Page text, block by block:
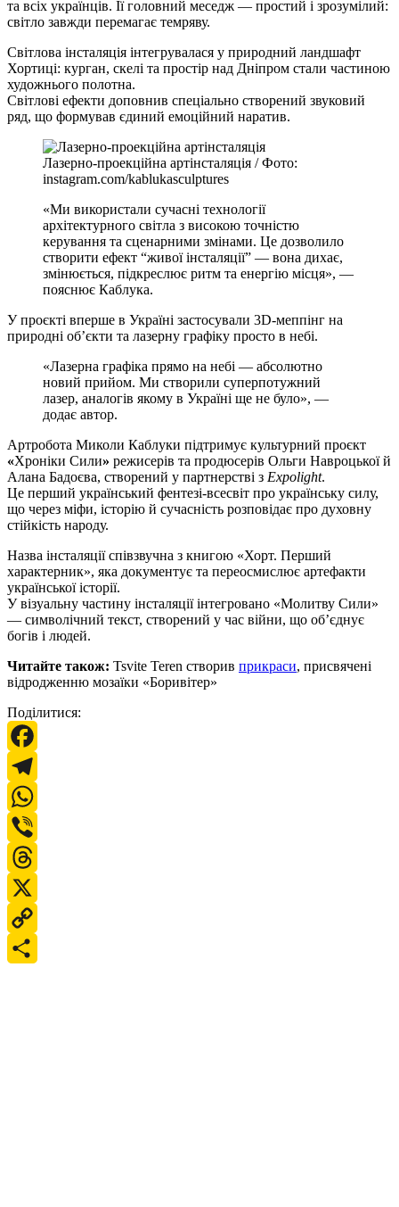
та всіх українців. Її головний меседж — простий і зрозумілий:
світло завжди перемагає темряву.
Світлова інсталяція інтегрувалася у природний ландшафт
Хортиці: курган, скелі та простір над Дніпром стали частиною
художнього полотна.
Світлові ефекти доповнив спеціально створений звуковий
ряд, що формував єдиний емоційний наратив.
Лазерно-проекційна артінсталяція / Фото:
instagram.com/kablukasculptures
«Ми використали сучасні технології
архітектурного світла з високою точністю
керування та сценарними змінами. Це дозволило
створити ефект “живої інсталяції” — вона дихає,
змінюється, підкреслює ритм та енергію місця», —
пояснює Каблука.
У проєкті вперше в Україні застосували 3D-меппінг на
природні об’єкти та лазерну графіку просто в небі.
«Лазерна графіка прямо на небі — абсолютно
новий прийом. Ми створили суперпотужний
лазер, аналогів якому в Україні ще не було», —
додає автор.
Артробота Миколи Каблуки підтримує культурний проєкт
«Хроніки Сили» режисерів та продюсерів Ольги Навроцької й
Алана Бадоєва, створений у партнерстві з Expolight.
Це перший український фентезі-всесвіт про українську силу,
що через міфи, історію й сучасність розповідає про духовну
стійкість народу.
Назва інсталяції співзвучна з книгою «Хорт. Перший
характерник», яка документує та переосмислює артефакти
української історії.
У візуальну частину інсталяції інтегровано «Молитву Сили»
— символічний текст, створений у час війни, що об’єднує
богів і людей.
Читайте також: Tsvite Teren створив прикраси, присвячені
відродженню мозаїки «Боривітер»
Поділитися:
Facebook
Telegram
WhatsApp
Viber
Threads
X
Copy